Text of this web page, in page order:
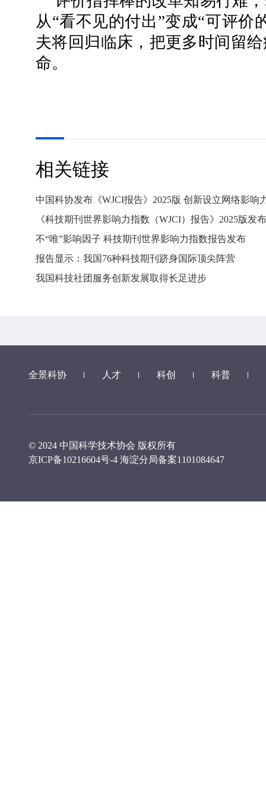
从“看不见的付出”变成“可评价
夫将回归临床，把更多时间留
命。
相关链接
中国科协发布《WJCI报告》2025版 创新设立网络影响
《科技期刊世界影响力指数（WJCI）报告》2025版发布
不“唯”影响因子 科技期刊世界影响力指数报告发布
报告显示：我国76种科技期刊跻身国际顶尖阵营
我国科技社团服务创新发展取得长足进步
全景科协 人才 科创 科普
© 2024 中国科学技术协会 版权所有
京ICP备10216604号-4 海淀分局备案1101084647